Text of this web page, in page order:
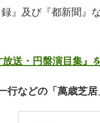
』及び『都新聞』
送・円盤演目集』
などの「萬歳芝居